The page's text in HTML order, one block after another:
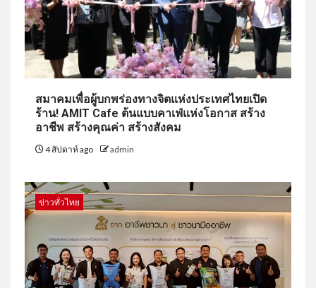
สมาคมเพื่อผู้บกพร่องทางจิตแห่งประเทศไทยเปิด
ร้าน! AMIT Cafe ต้นแบบคาเฟ่แห่งโอกาส สร้าง
อาชีพ สร้างคุณค่า สร้างสังคม
4 สัปดาห์ ago admin
ข่าวทั่วไทย